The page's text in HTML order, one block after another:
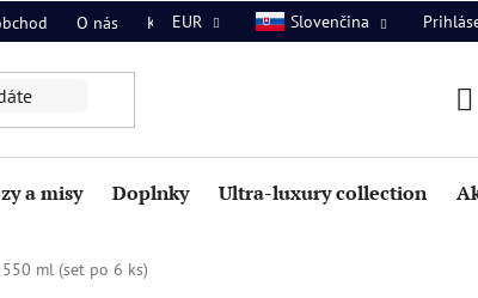
O nás Kontakt
EUR Slovenčina
a misy Doplnky Ultra-luxury collection
ml (set po 6 ks)